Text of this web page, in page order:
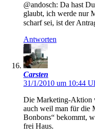
@andosch: Da hast
glaubt, ich werde nur
scharf sei, ist der
Antworten
Carsten
31/1/2010 um 10:44
Die Marketing-Aktion
auch weil man für die
Bonbons“ bekommt,
frei Haus.